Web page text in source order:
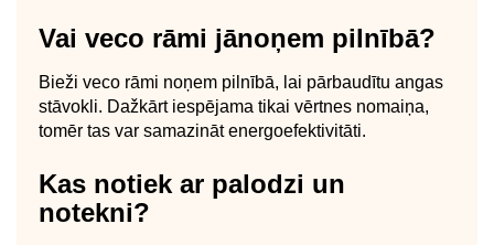
Vai veco rāmi jānoņem pilnībā?
Bieži veco rāmi noņem pilnībā, lai pārbaudītu angas
stāvokli. Dažkārt iespējama tikai vērtnes nomaiņa,
tomēr tas var samazināt energoefektivitāti.
Kas notiek ar palodzi un
notekni?